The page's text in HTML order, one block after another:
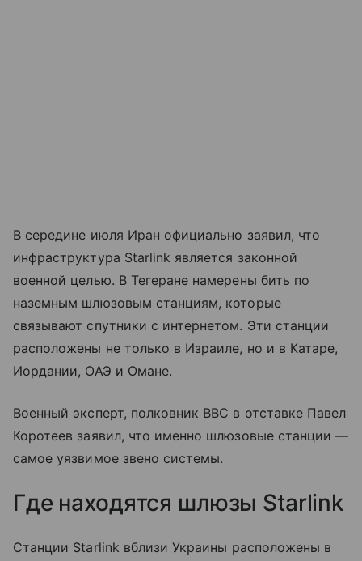
В середине июля Иран официально заявил, что
инфраструктура Starlink является законной
военной целью. В Тегеране намерены бить по
наземным шлюзовым станциям, которые
связывают спутники с интернетом. Эти станции
расположены не только в Израиле, но и в Катаре,
Иордании, ОАЭ и Омане.
Военный эксперт, полковник ВВС в отставке Павел
Коротеев заявил, что именно шлюзовые станции —
самое уязвимое звено системы.
Где находятся шлюзы Starlink
Станции Starlink вблизи Украины расположены в